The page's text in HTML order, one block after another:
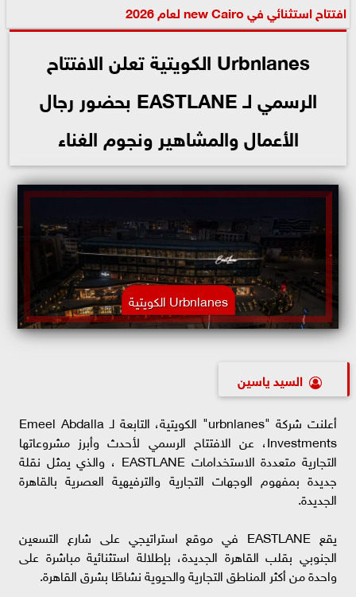
افتتاح استثنائي في new Cairo لعام 2026
Urbnlanes الكويتية تعلن الافتتاح
الرسمي لـ EASTLANE بحضور رجال
الأعمال والمشاهير ونجوم الغناء
Urbnlanes الكويتية
السيد ياسين
أعلنت شركة "urbnlanes" الكويتية، التابعة لـ Emeel Abdalla
Investments، عن الافتتاح الرسمي لأحدث وأبرز مشروعاتها
التجارية متعددة الاستخدامات EASTLANE ، والذي يمثل نقلة
جديدة بمفهوم الوجهات التجارية والترفيهية العصرية بالقاهرة
الجديدة.
يقع EASTLANE في موقع استراتيجي على شارع التسعين
الجنوبي بقلب القاهرة الجديدة، بإطلالة استثنائية مباشرة على
واحدة من أكثر المناطق التجارية والحيوية نشاطًا بشرق القاهرة.